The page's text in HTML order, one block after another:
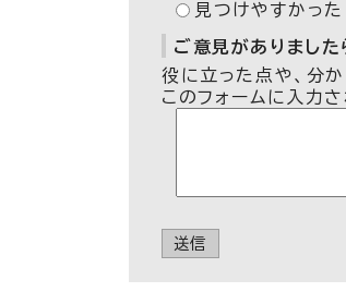
見つけやすかった
ご意見がありました
役に立った点や、分
このフォームに入力
送信